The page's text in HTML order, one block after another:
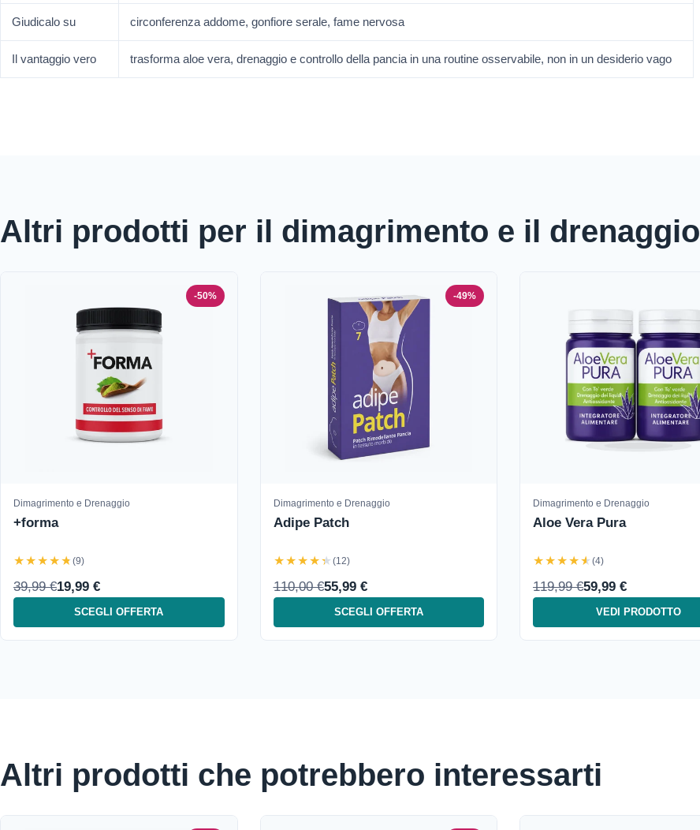
Giudicalo su circonferenza addome, gonfiore serale, fame nervosa
Il vantaggio vero trasforma aloe vera, drenaggio e controllo della pancia in una routine osservabile, non in un desiderio vago
Altri prodotti per il dimagrimento e il drenaggio
-50%
Dimagrimento e Drenaggio
+forma
★★★★★ (9)
39,99 €19,99 €
SCEGLI OFFERTA
-49%
Dimagrimento e Drenaggio
Adipe Patch
★★★★★ (12)
110,00 €55,99 €
SCEGLI OFFERTA
Dimagrimento e Drenaggio
Aloe Vera Pura
★★★★★ (4)
119,99 €59,99 €
VEDI PRODOTTO
Altri prodotti che potrebbero interessarti